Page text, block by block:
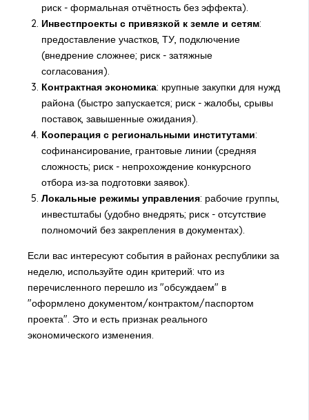
риск - формальная отчётность без эффекта).
Инвестпроекты с привязкой к земле и сетям:
предоставление участков, ТУ, подключение
(внедрение сложнее; риск - затяжные
согласования).
Контрактная экономика: крупные закупки для нужд
района (быстро запускается; риск - жалобы, срывы
поставок, завышенные ожидания).
Кооперация с региональными институтами:
софинансирование, грантовые линии (средняя
сложность; риск - непрохождение конкурсного
отбора из‑за подготовки заявок).
Локальные режимы управления: рабочие группы,
инвестштабы (удобно внедрять; риск - отсутствие
полномочий без закрепления в документах).
Если вас интересуют события в районах республики за
неделю, используйте один критерий: что из
перечисленного перешло из "обсуждаем" в
"оформлено документом/контрактом/паспортом
проекта". Это и есть признак реального
экономического изменения.